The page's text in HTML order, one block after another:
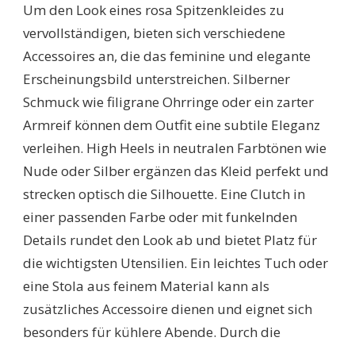
Um den Look eines rosa Spitzenkleides zu
vervollständigen, bieten sich verschiedene
Accessoires an, die das feminine und elegante
Erscheinungsbild unterstreichen. Silberner
Schmuck wie filigrane Ohrringe oder ein zarter
Armreif können dem Outfit eine subtile Eleganz
verleihen. High Heels in neutralen Farbtönen wie
Nude oder Silber ergänzen das Kleid perfekt und
strecken optisch die Silhouette. Eine Clutch in
einer passenden Farbe oder mit funkelnden
Details rundet den Look ab und bietet Platz für
die wichtigsten Utensilien. Ein leichtes Tuch oder
eine Stola aus feinem Material kann als
zusätzliches Accessoire dienen und eignet sich
besonders für kühlere Abende. Durch die